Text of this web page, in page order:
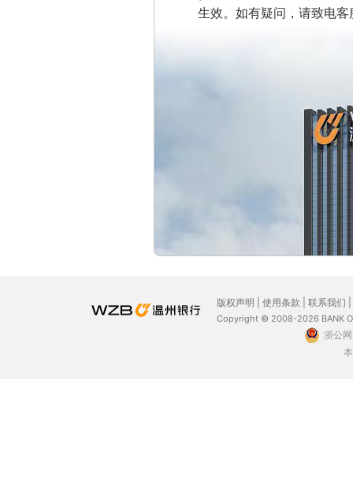
生效。如有疑问，请致电客
版权声明 使用条款 联系我们
Copyright © 2008-2026 BANK
浙公